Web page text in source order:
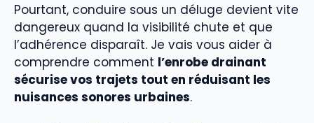
Pourtant, conduire sous un déluge devient vite
dangereux quand la visibilité chute et que
l’adhérence disparaît. Je vais vous aider à
comprendre comment l’enrobe drainant
sécurise vos trajets tout en réduisant les
nuisances sonores urbaines.